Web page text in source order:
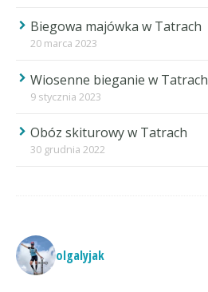
Biegowa majówka w Tatrach
20 marca 2023
Wiosenne bieganie w Tatrach
9 stycznia 2023
Obóz skiturowy w Tatrach
30 grudnia 2022
olgalyjak